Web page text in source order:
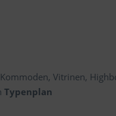
Vitrinen,
Typenplan